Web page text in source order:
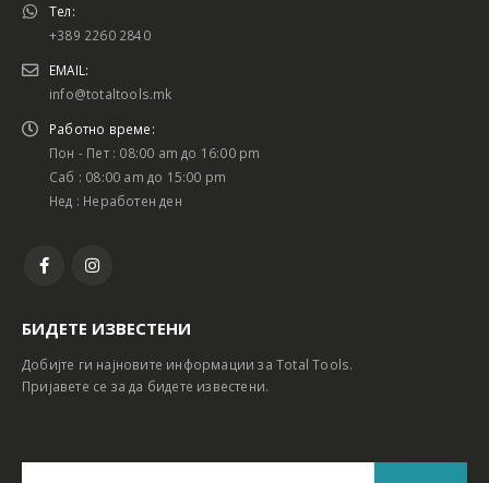
Тел:
+389 2260 2840
EMAIL:
info@totaltools.mk
Работно време:
Пон - Пет : 08:00 am до 16:00 pm
Саб : 08:00 am до 15:00 pm
Нед : Неработен ден
БИДЕТЕ ИЗВЕСТЕНИ
Добијте ги најновите информации за Total Tools.
Пријавете се за да бидете известени.